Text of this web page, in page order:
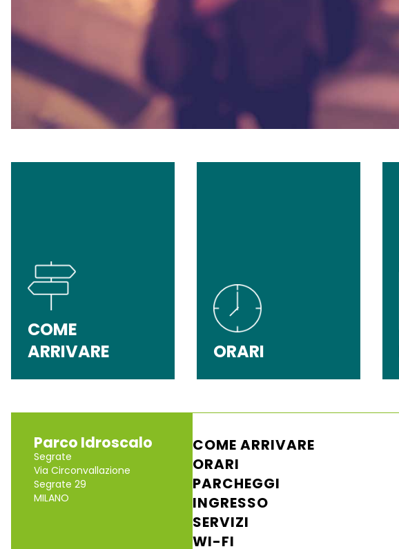
COME
ARRIVARE
ORARI
Parco Idroscalo
Segrate
Via Circonvallazione
Segrate 29
MILANO
COME ARRIVARE
ORARI
PARCHEGGI
INGRESSO
SERVIZI
WI-FI